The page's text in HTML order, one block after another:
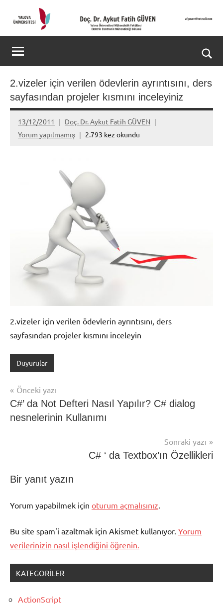
Doç.
Dr.
Aykut
Fatih
GÜVEN-
World's
Web
Sitesi
2.vizeler için verilen ödevlerin ayrıntısını, ders
sayfasından projeler kısmını inceleyiniz
13/12/2011
Doç. Dr. Aykut Fatih GÜVEN
Yorum yapılmamış
2.793 kez okundu
2.vizeler için verilen ödevlerin ayrıntısını, ders
sayfasından projeler kısmını inceleyin
Şununla
2.
vize
projeleri
proje
Duyurular
Yazı
gezinmesi
Önceki yazı
C#’ da Not Defteri Nasıl Yapılır? C# dialog
nesnelerinin Kullanımı
Sonraki yazı
C# ‘ da Textbox’ın Özellikleri
Bir yanıt yazın
Yorum yapabilmek için oturum açmalısınız
Bu site spam'i azaltmak için Akismet kullanıyor. Yorum
verilerinizin nasıl işlendiğini öğrenin.
KATEGORILER
ActionScript